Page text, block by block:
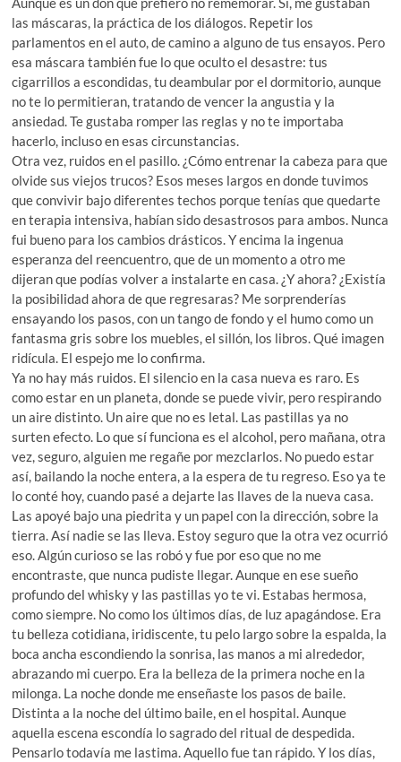
las máscaras, la práctica de los diálogos. Repetir los
parlamentos en el auto, de camino a alguno de tus ensayos. Pero
esa máscara también fue lo que oculto el desastre: tus
cigarrillos a escondidas, tu deambular por el dormitorio, aunque
no te lo permitieran, tratando de vencer la angustia y la
ansiedad. Te gustaba romper las reglas y no te importaba
hacerlo, incluso en esas circunstancias.
Otra vez, ruidos en el pasillo. ¿Cómo entrenar la cabeza para que
olvide sus viejos trucos? Esos meses largos en donde tuvimos
que convivir bajo diferentes techos porque tenías que quedarte
en terapia intensiva, habían sido desastrosos para ambos. Nunca
fui bueno para los cambios drásticos. Y encima la ingenua
esperanza del reencuentro, que de un momento a otro me
dijeran que podías volver a instalarte en casa. ¿Y ahora? ¿Existía
la posibilidad ahora de que regresaras? Me sorprenderías
ensayando los pasos, con un tango de fondo y el humo como un
fantasma gris sobre los muebles, el sillón, los libros. Qué imagen
ridícula. El espejo me lo confirma.
Ya no hay más ruidos. El silencio en la casa nueva es raro. Es
como estar en un planeta, donde se puede vivir, pero respirando
un aire distinto. Un aire que no es letal. Las pastillas ya no
surten efecto. Lo que sí funciona es el alcohol, pero mañana, otra
vez, seguro, alguien me regañe por mezclarlos. No puedo estar
así, bailando la noche entera, a la espera de tu regreso. Eso ya te
lo conté hoy, cuando pasé a dejarte las llaves de la nueva casa.
Las apoyé bajo una piedrita y un papel con la dirección, sobre la
tierra. Así nadie se las lleva. Estoy seguro que la otra vez ocurrió
eso. Algún curioso se las robó y fue por eso que no me
encontraste, que nunca pudiste llegar. Aunque en ese sueño
profundo del whisky y las pastillas yo te vi. Estabas hermosa,
como siempre. No como los últimos días, de luz apagándose. Era
tu belleza cotidiana, iridiscente, tu pelo largo sobre la espalda, la
boca ancha escondiendo la sonrisa, las manos a mi alrededor,
abrazando mi cuerpo. Era la belleza de la primera noche en la
milonga. La noche donde me enseñaste los pasos de baile.
Distinta a la noche del último baile, en el hospital. Aunque
aquella escena escondía lo sagrado del ritual de despedida.
Pensarlo todavía me lastima. Aquello fue tan rápido. Y los días,